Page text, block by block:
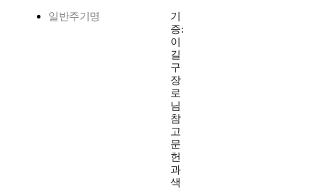
일반주기명
기
증:
이
길
구
장
로
님
참
고
문
헌
과
색